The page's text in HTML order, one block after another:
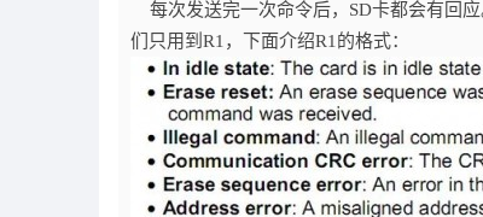
每次发送完一次命令后，SD卡都会有回
们只用到R1，下面介绍R1的格式：